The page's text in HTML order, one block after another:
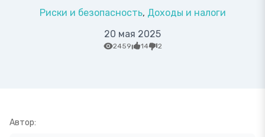
Риски и безопасность Доходы и налоги
20 мая 2025
2459 14 2
Автор: